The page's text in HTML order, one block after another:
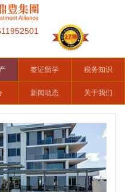
签证留学 税务知识
新闻动态 关于我们